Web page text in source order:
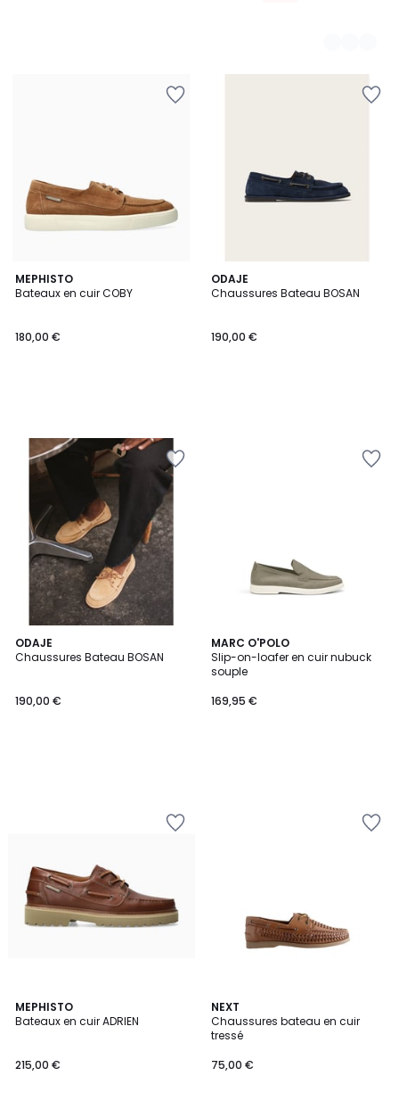
MEPHISTO
Bateaux en cuir COBY
180,00 €
ODAJE
Chaussures Bateau BOSAN
190,00 €
ODAJE
Chaussures Bateau BOSAN
190,00 €
MARC O'POLO
Slip-on-loafer en cuir nubuck
souple
169,95 €
MEPHISTO
Bateaux en cuir ADRIEN
215,00 €
2
Couleurs
NEXT
Chaussures bateau en cuir
tressé
75,00 €
2
Couleurs